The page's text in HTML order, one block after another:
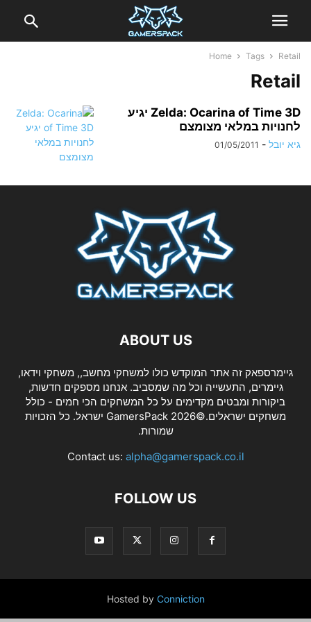
Home Tags Retail
Retail
Zelda: Ocarina of Time 3D יגיע
לחנויות במלאי מצומצם
גיא יובל -
01/05/2011
ABOUT US
גיימרספאק זה אתר המוקדש כולו למשחקי מחשב,, משחקי וידאו,
גיימרים, התעשייה וכל מה שמסביב. אנחנו מספקים חדשות,
ביקורות ומבטים מקדימים על כל המשחקים הכי חמים - כולל
משחקים ישראלים.©2026 GamersPack ישראל. כל הזכויות
שמורות.
Contact us: alpha@gamerspack.co.il
FOLLOW US
Hosted by Conniction